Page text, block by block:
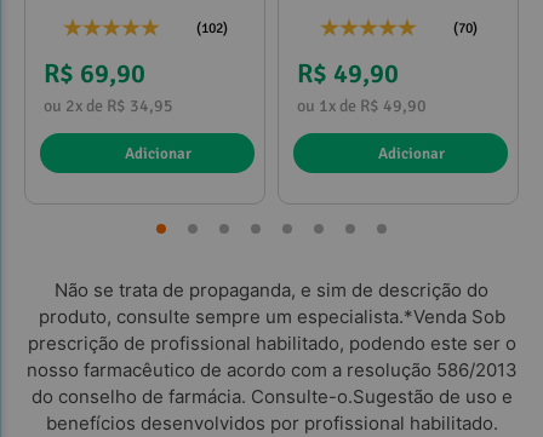
(102)
R$ 69,90
ou 2x de R$ 34,95
Adicionar
(70)
R$ 49,90
ou 1x de R$ 49,90
Adicionar
Não se trata de propaganda, e sim de descrição do
produto, consulte sempre um especialista.*Venda Sob
prescrição de profissional habilitado, podendo este ser o
nosso farmacêutico de acordo com a resolução 586/2013
do conselho de farmácia. Consulte-o.Sugestão de uso e
benefícios desenvolvidos por profissional habilitado.